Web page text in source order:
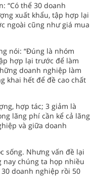
“Có thể 30 doanh
xuất khẩu, tập hợp lại
ngoài cũng như giá mua
nói: “Đúng là nhóm
hợp lại trước để làm
doanh nghiệp làm
khai hết để đề cao chất
hợp tác; 3 giảm là
lãng phí cần kể cả lãng
và giữa doanh
sống. Nhưng vấn đề lại
nay chúng ta họp nhiều
doanh nghiệp rồi 50